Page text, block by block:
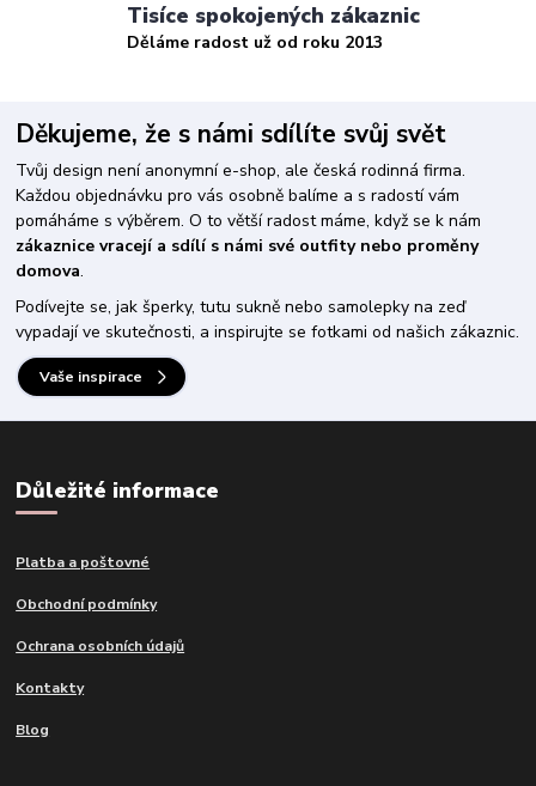
Tisíce spokojených zákaznic
Děláme radost už od roku 2013
Děkujeme, že s námi sdílíte svůj svět
Tvůj design není anonymní e-shop, ale česká rodinná firma.
Každou objednávku pro vás osobně balíme a s radostí vám
pomáháme s výběrem. O to větší radost máme, když se k nám
zákaznice vracejí a sdílí s námi své outfity nebo proměny
domova.
Podívejte se, jak šperky, tutu sukně nebo samolepky na zeď
vypadají ve skutečnosti, a inspirujte se fotkami od našich zákaznic.
Vaše inspirace
Důležité informace
Platba a poštovné
Obchodní podmínky
Ochrana osobních údajů
Kontakty
Blog